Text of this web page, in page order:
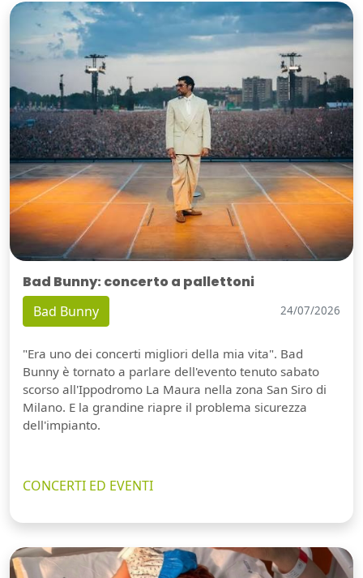
Bad Bunny: concerto a pallettoni
Bad Bunny 24/07/2026
"Era uno dei concerti migliori della mia vita". Bad
Bunny è tornato a parlare dell'evento tenuto sabato
scorso all'Ippodromo La Maura nella zona San Siro di
Milano. E la grandine riapre il problema sicurezza
dell'impianto.
CONCERTI ED EVENTI